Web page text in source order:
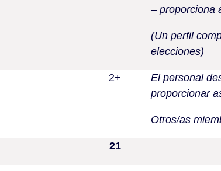
– proporciona
(Un perfil
elecciones)
2+
El personal
proporcionar
Otros/as
21